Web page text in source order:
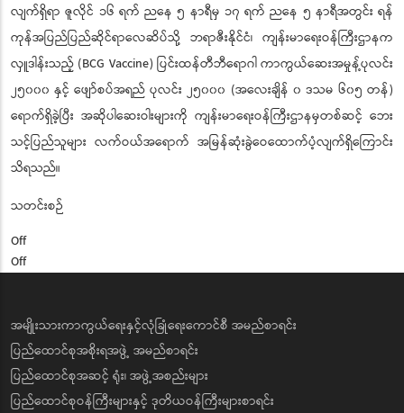
လျက်ရှိရာ ဇူလိုင် ၁၆ ရက် ညနေ ၅ နာရီမှ ၁၇ ရက် ညနေ ၅ နာရီအတွင်း ရန်
ကုန်အပြည်ပြည်ဆိုင်ရာလေဆိပ်သို့ ဘရာဇီးနိုင်ငံ၊ ကျန်းမာရေးဝန်ကြီးဌာနက
လှူဒါန်းသည့် (BCG Vaccine) ပြင်းထန်တီဘီရောဂါ ကာကွယ်ဆေးအမှုန့်ပုလင်း
၂၅၀၀၀ နှင့် ဖျော်စပ်အရည် ပုလင်း ၂၅၀၀၀ (အလေးချိန် ၀ ဒသမ ၆၀၅ တန်)
ရောက်ရှိခဲ့ပြီး အဆိုပါဆေးဝါးများကို ကျန်းမာရေးဝန်ကြီးဌာနမှတစ်ဆင့် ဘေး
သင့်ပြည်သူများ လက်ဝယ်အရောက် အမြန်ဆုံးခွဲဝေထောက်ပံ့လျက်ရှိကြောင်း
သိရသည်။
သတင်းစဉ်
Off
Off
အမျိုးသားကာကွယ်ရေးနှင့်လုံခြုံရေးကောင်စီ အမည်စာရင်း
ပြည်ထောင်စုအစိုးရအဖွဲ့ အမည်စာရင်း
ပြည်ထောင်စုအဆင့် ရုံး၊ အဖွဲ့အစည်းများ
ပြည်ထောင်စုဝန်ကြီးများနှင့် ဒုတိယဝန်ကြီးများစာရင်း